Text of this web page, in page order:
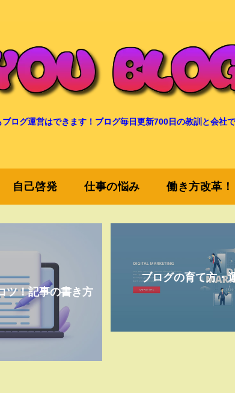
ログ運営はできます！ブログ毎日更新700日の教訓と会社
自己啓発 仕事の悩み 働き方改革！
ツ！記事の書き方
ブログの育て方・